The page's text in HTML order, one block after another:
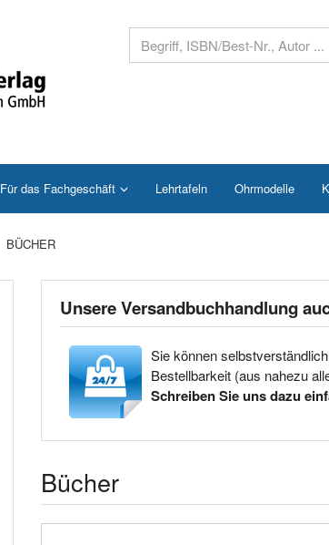
Für das Fachgeschäft Lehrtafeln Ohrmodelle
BÜCHER
Unsere Versandbuchhandlung
Sie können
Bestellbarkeit (aus nahezu
Schreiben Sie uns dazu
Bücher